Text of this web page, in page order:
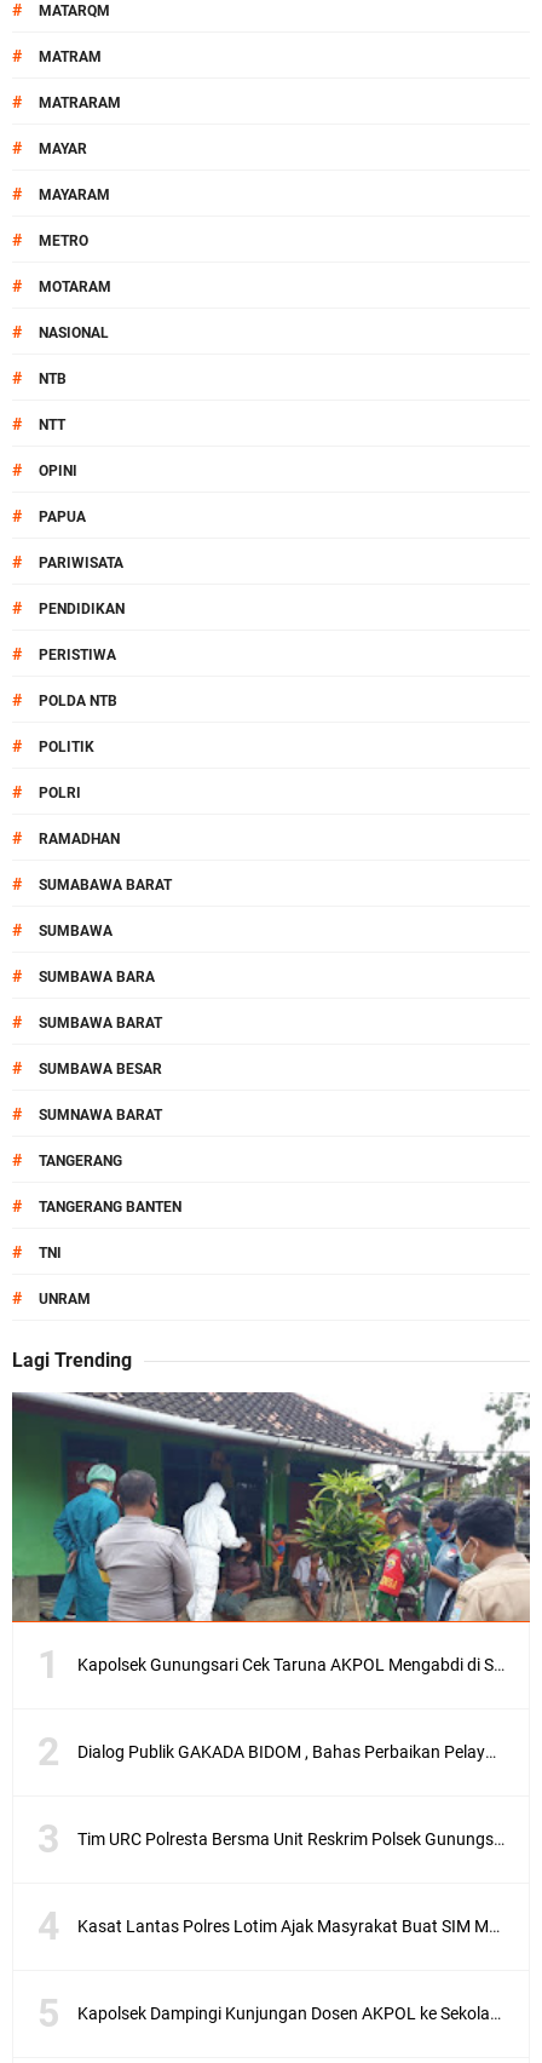
# MATARQM
# MATRAM
# MATRARAM
# MAYAR
# MAYARAM
# METRO
# MOTARAM
# NASIONAL
# NTB
# NTT
# OPINI
# PAPUA
# PARIWISATA
# PENDIDIKAN
# PERISTIWA
# POLDA NTB
# POLITIK
# POLRI
# RAMADHAN
# SUMABAWA BARAT
# SUMBAWA
# SUMBAWA BARA
# SUMBAWA BARAT
# SUMBAWA BESAR
# SUMNAWA BARAT
# TANGERANG
# TANGERANG BANTEN
# TNI
# UNRAM
Lagi Trending
Kapolsek Gunungsari Cek Taruna AKPOL Mengabdi di SRD 4
Dialog Publik GAKADA BIDOM , Bahas Perbaikan Pelayanan Medis di NTB
Tim URC Polresta Bersma Unit Reskrim Polsek Gunungsari Tangkap Pelaku Curanmor
Kasat Lantas Polres Lotim Ajak Masyrakat Buat SIM Melalui SATPAS Bukan Calo
Kapolsek Dampingi Kunjungan Dosen AKPOL ke Sekolah Rakyat Gunungsari